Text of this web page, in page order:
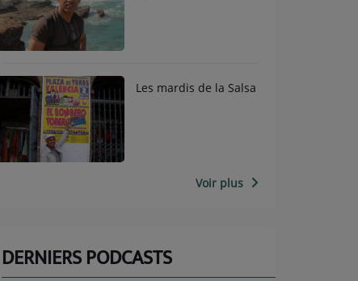
Les mardis de la Salsa
Voir plus
DERNIERS PODCASTS